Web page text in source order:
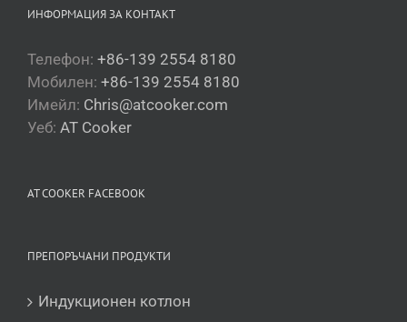
ИНФОРМАЦИЯ ЗА КОНТАКТ
Телефон: +86-139 2554 8180
Мобилен: +86-139 2554 8180
Имейл: Chris@atcooker.com
Уеб: AT Cooker
AT COOKER FACEBOOK
ПРЕПОРЪЧАНИ ПРОДУКТИ
Индукционен котлон